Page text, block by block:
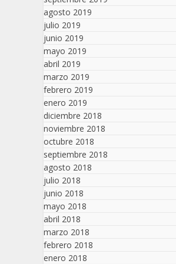
agosto 2019
julio 2019
junio 2019
mayo 2019
abril 2019
marzo 2019
febrero 2019
enero 2019
diciembre 2018
noviembre 2018
octubre 2018
septiembre 2018
agosto 2018
julio 2018
junio 2018
mayo 2018
abril 2018
marzo 2018
febrero 2018
enero 2018